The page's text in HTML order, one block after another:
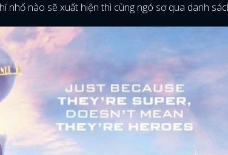
nhố nào sẽ xuất hiện thì cùng ngó sơ qua danh